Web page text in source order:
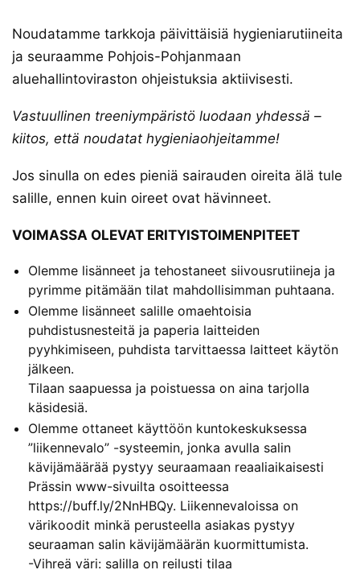
Noudatamme tarkkoja päivittäisiä hygieniarutiineita
ja seuraamme Pohjois-Pohjanmaan
aluehallintoviraston ohjeistuksia aktiivisesti.
Vastuullinen treeniympäristö luodaan yhdessä –
kiitos, että noudatat hygieniaohjeitamme!
Jos sinulla on edes pieniä sairauden oireita älä tule
salille, ennen kuin oireet ovat hävinneet.
VOIMASSA OLEVAT ERITYISTOIMENPITEET
Olemme lisänneet ja tehostaneet siivousrutiineja ja
pyrimme pitämään tilat mahdollisimman puhtaana.
Olemme lisänneet salille omaehtoisia
puhdistusnesteitä ja paperia laitteiden
pyyhkimiseen, puhdista tarvittaessa laitteet käytön
jälkeen.
Tilaan saapuessa ja poistuessa on aina tarjolla
käsidesiä.
Olemme ottaneet käyttöön kuntokeskuksessa
”liikennevalo” -systeemin, jonka avulla salin
kävijämäärää pystyy seuraamaan reaaliaikaisesti
Prässin www-sivuilta osoitteessa
https://buff.ly/2NnHBQy. Liikennevaloissa on
värikoodit minkä perusteella asiakas pystyy
seuraaman salin kävijämäärän kuormittumista.
-Vihreä väri: salilla on reilusti tilaa